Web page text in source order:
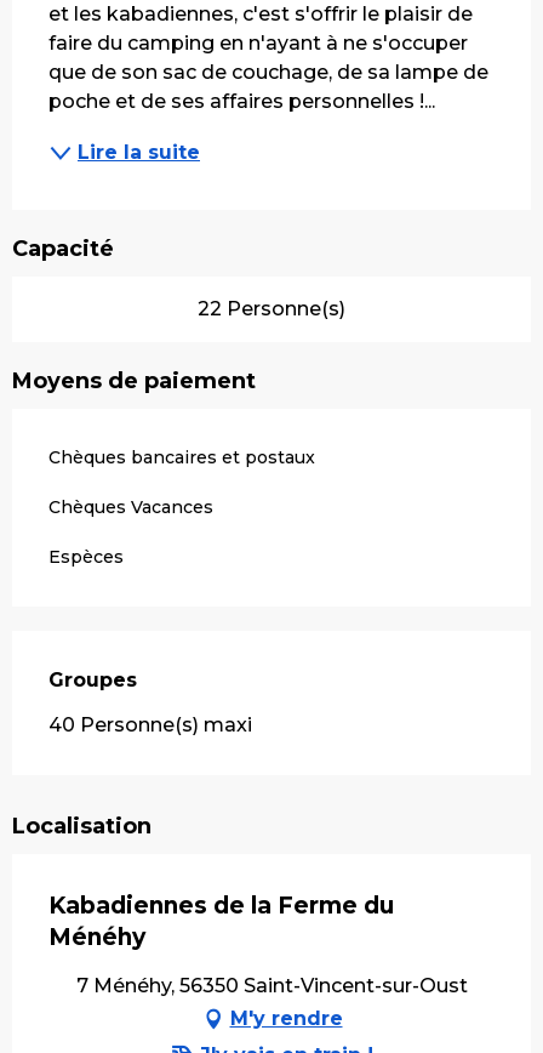
et les kabadiennes, c'est s'offrir le plaisir de
faire du camping en n'ayant à ne s'occuper
que de son sac de couchage, de sa lampe de
poche et de ses affaires personnelles !...
Lire la suite
Capacité
22 Personne(s)
Moyens de paiement
Chèques bancaires et postaux
Chèques Vacances
Espèces
Groupes
Groupes
40 Personne(s) maxi
Localisation
Kabadiennes de la Ferme du
Ménéhy
7 Ménéhy, 56350 Saint-Vincent-sur-Oust
M'y rendre